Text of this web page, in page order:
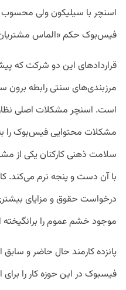
اسنچر با سیلیکون ولی
فیس‌بوک حکم «الماس
قرارداد‌های این دو شرکت که
است. اسنچر مشکلات اصلی
مشکلات محتوایی فیس‌بوک
سلامت ذهنی کارکنان یکی از
با آن دست و پنجه نرم می‌کند.
درخواست حقوق و مزایای
موجود خشم عموم را
پانزده کارمند حال حاضر و
فیسبوک در این حوزه کار را